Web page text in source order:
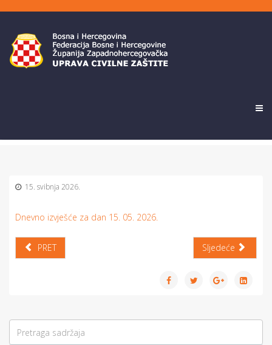
15. svibnja 2026.
Dnevno izvješće za dan 15. 05. 2026.
PRET Sljedeće